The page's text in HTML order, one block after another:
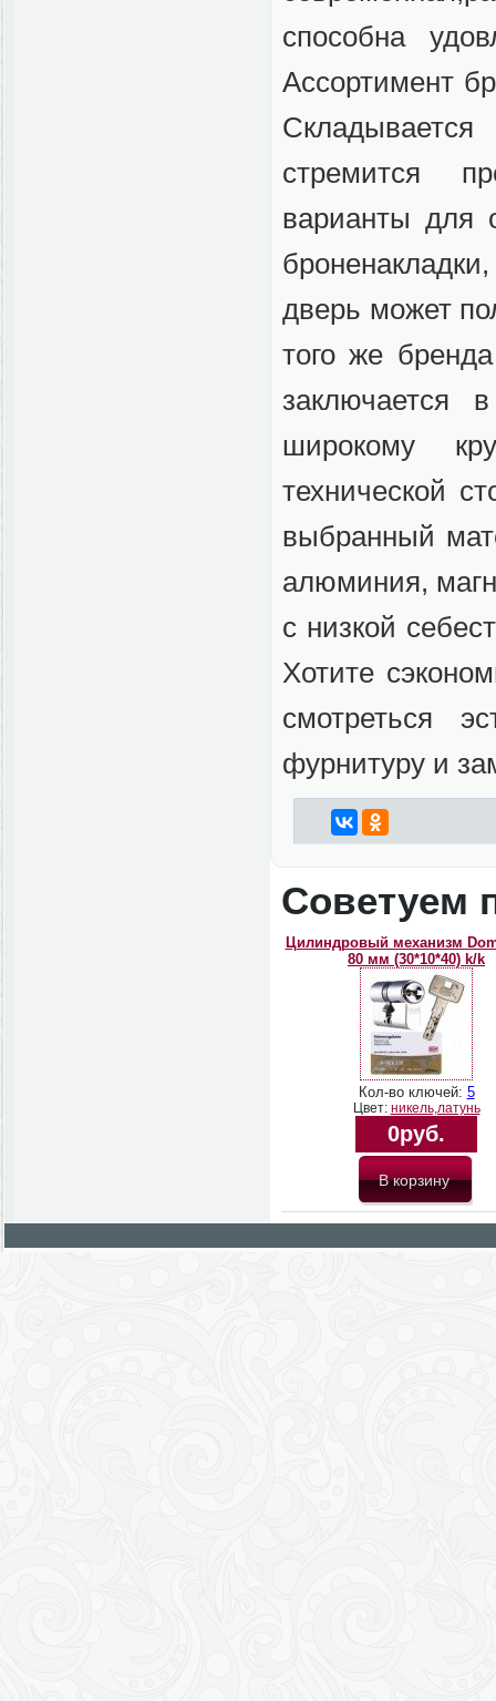
способна
Ассортимент
стремится
варианты для
дверь может
того же
заключается
широкому
технической
выбранный
алюминия,
с низкой
Хотите
смотреться
фурнитуру и
Советуем
Цилиндровый механизм
80 мм (30*10*40) k/k
Кол-во ключей: 5
Цвет: никель,латунь
0руб.